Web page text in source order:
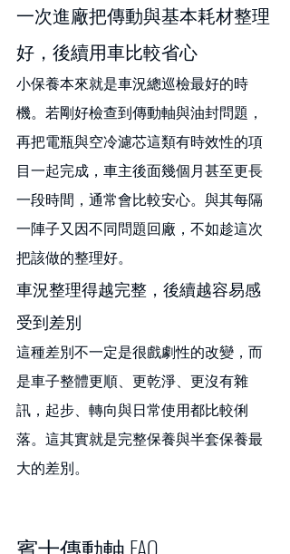
一次進廠把傳動與基本耗材整理
好，後續用車比較省心
小保養本來就是車況總巡檢最好的時
機。若剛好檢查到傳動軸與油封問題，
再把電瓶與空冷濾芯這類有時效性的項
目一起完成，車主後面幾個月甚至更長
一段時間，通常會比較安心。與其每隔
一陣子又因不同問題回廠，不如趁這次
把該做的整理好。
車況整理得越完整，後續越容易感
受到差別
這種差別不一定是很戲劇性的改變，而
是車子整體更順、更乾淨、更沒有雜
訊，起步、轉向與日常使用都比較俐
落。這其實就是完整保養與半套保養最
大的差別。